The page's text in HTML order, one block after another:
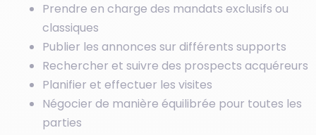
Prendre en charge des mandats exclusifs ou
classiques
Publier les annonces sur différents supports
Rechercher et suivre des prospects acquéreurs
Planifier et effectuer les visites
Négocier de manière équilibrée pour toutes les
parties